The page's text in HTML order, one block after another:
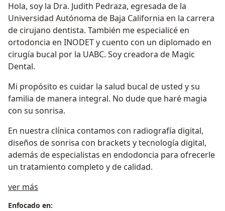
Hola, soy la Dra. Judith Pedraza, egresada de la
Universidad Autónoma de Baja California en la carrera
de cirujano dentista. También me especialicé en
ortodoncia en INODET y cuento con un diplomado en
cirugía bucal por la UABC. Soy creadora de Magic
Dental.
Mi propósito es cuidar la salud bucal de usted y su
familia de manera integral. No dude que haré magia
con su sonrisa.
En nuestra clínica contamos con radiografía digital,
diseños de sonrisa con brackets y tecnología digital,
además de especialistas en endodoncia para ofrecerle
un tratamiento completo y de calidad.
ver más
Enfocado en: